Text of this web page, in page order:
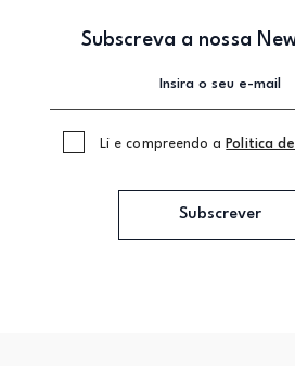
Subscreva a nossa
Li e compreendo a Politica
Subscrever